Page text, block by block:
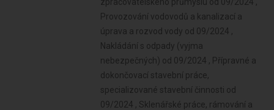
Provozování vodovodů a kanalizací a
úprava a rozvod vody od 09/2024 ,
Nakládání s odpady (vyjma
nebezpečných) od 09/2024 , Přípravné a
dokončovací stavební práce,
specializované stavební činnosti od
09/2024 , Sklenářské práce, rámování a